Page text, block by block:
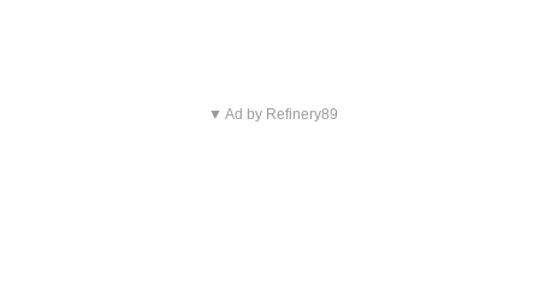
▼ Ad by Refinery89